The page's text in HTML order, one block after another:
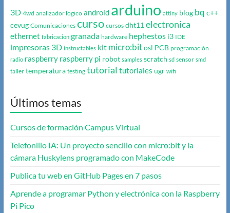
3D 4wd analizador logico android arduino attiny blog bq c++
cevug Comunicaciones curso cursos dht11 electronica
ethernet fabricacion granada hardware hephestos i3 IDE
impresoras 3D instructables kit micro:bit osl PCB programación
radio raspberry raspberry pi robot samples scratch sd sensor smd
taller temperatura testing tutorial tutoriales ugr wifi
Últimos temas
Cursos de formación Campus Virtual
Telefonillo IA: Un proyecto sencillo con micro:bit y la
cámara Huskylens programado con MakeCode
Publica tu web en GitHub Pages en 7 pasos
Aprende a programar Python y electrónica con la Raspberry
Pi Pico